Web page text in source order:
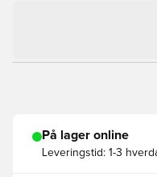
På lager online
Leveringstid: 1-3